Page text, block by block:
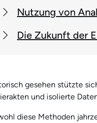
Nutzung von
Die Zukunft der
gesehen stützte
und isolierte
diese Methoden